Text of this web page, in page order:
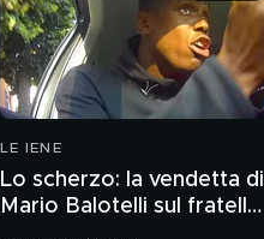
LE IENE
Lo scherzo: la vendetta di
Mario Balotelli sul fratello